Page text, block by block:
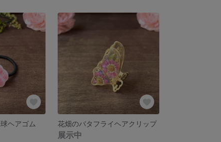
ヘアゴム 花畑のバタフライヘアクリップ
展示中